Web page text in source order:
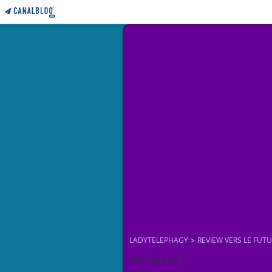
LADYTELEPHAGY > REVIEW VERS LE
17 février 2013